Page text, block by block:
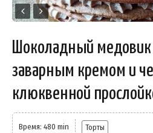
Шоколадный
заварным кремом и
клюквенной
Время: 480 min Торты